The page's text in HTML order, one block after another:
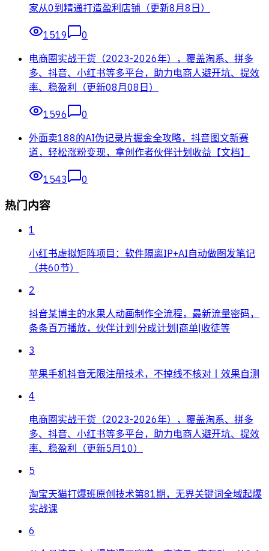
家从0到精通打造盈利店铺（更新8月8日）
1519
0
电商圈实战干货（2023-2026年），覆盖淘系、拼多
多、抖音、小红书等多平台，助力电商人避开坑、提效
率、稳盈利（更新08月08日）
1596
0
外面卖188的AI伪记录片掘金全攻略，抖音图文新赛
道，轻松涨粉变现，拿创作者伙伴计划收益【文档】
1543 0
热门内容
1
小红书虚拟矩阵项目：软件隔离IP+AI自动做图发笔记
（共60节）
2
抖音某博主的水果人动画制作全流程，最新流量密码，
条条百万播放，伙伴计划|分成计划|商单|收徒等
3
苹果手机抖音无限注册技术，不掉线不核对丨效果自测
4
电商圈实战干货（2023-2026年），覆盖淘系、拼多
多、抖音、小红书等多平台，助力电商人避开坑、提效
率、稳盈利（更新5月10）
5
淘宝天猫打爆班原创技术第81期，无界关键词全域起爆
实战课
6